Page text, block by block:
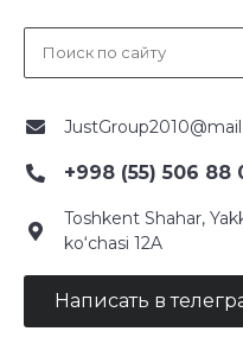
+998 (55) 506 88
Toshkent Shahar,
ko‘chasi 12A
Написать в